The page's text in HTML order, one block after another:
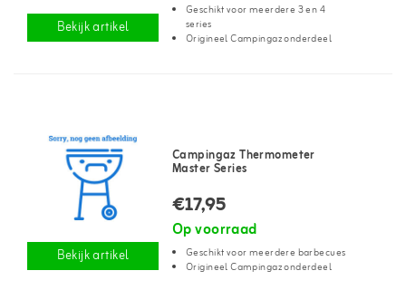
Bekijk artikel
Geschikt voor meerdere 3 en 4
series
Origineel Campingaz onderdeel
Bekijk artikel
Campingaz Thermometer
Master Series
€17,95
Op voorraad
Geschikt voor meerdere barbecues
Origineel Campingaz onderdeel